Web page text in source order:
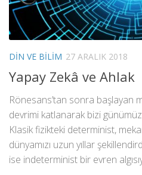
DIN VE BILIM 27 ARALIK 2018
Yapay Zekâ ve Ahlak
Rönesans’tan sonra başlayan
devrimi katlanarak bizi
Klasik fizikteki determinist,
dünyamızı uzun yıllar
ise indeterminist bir evren